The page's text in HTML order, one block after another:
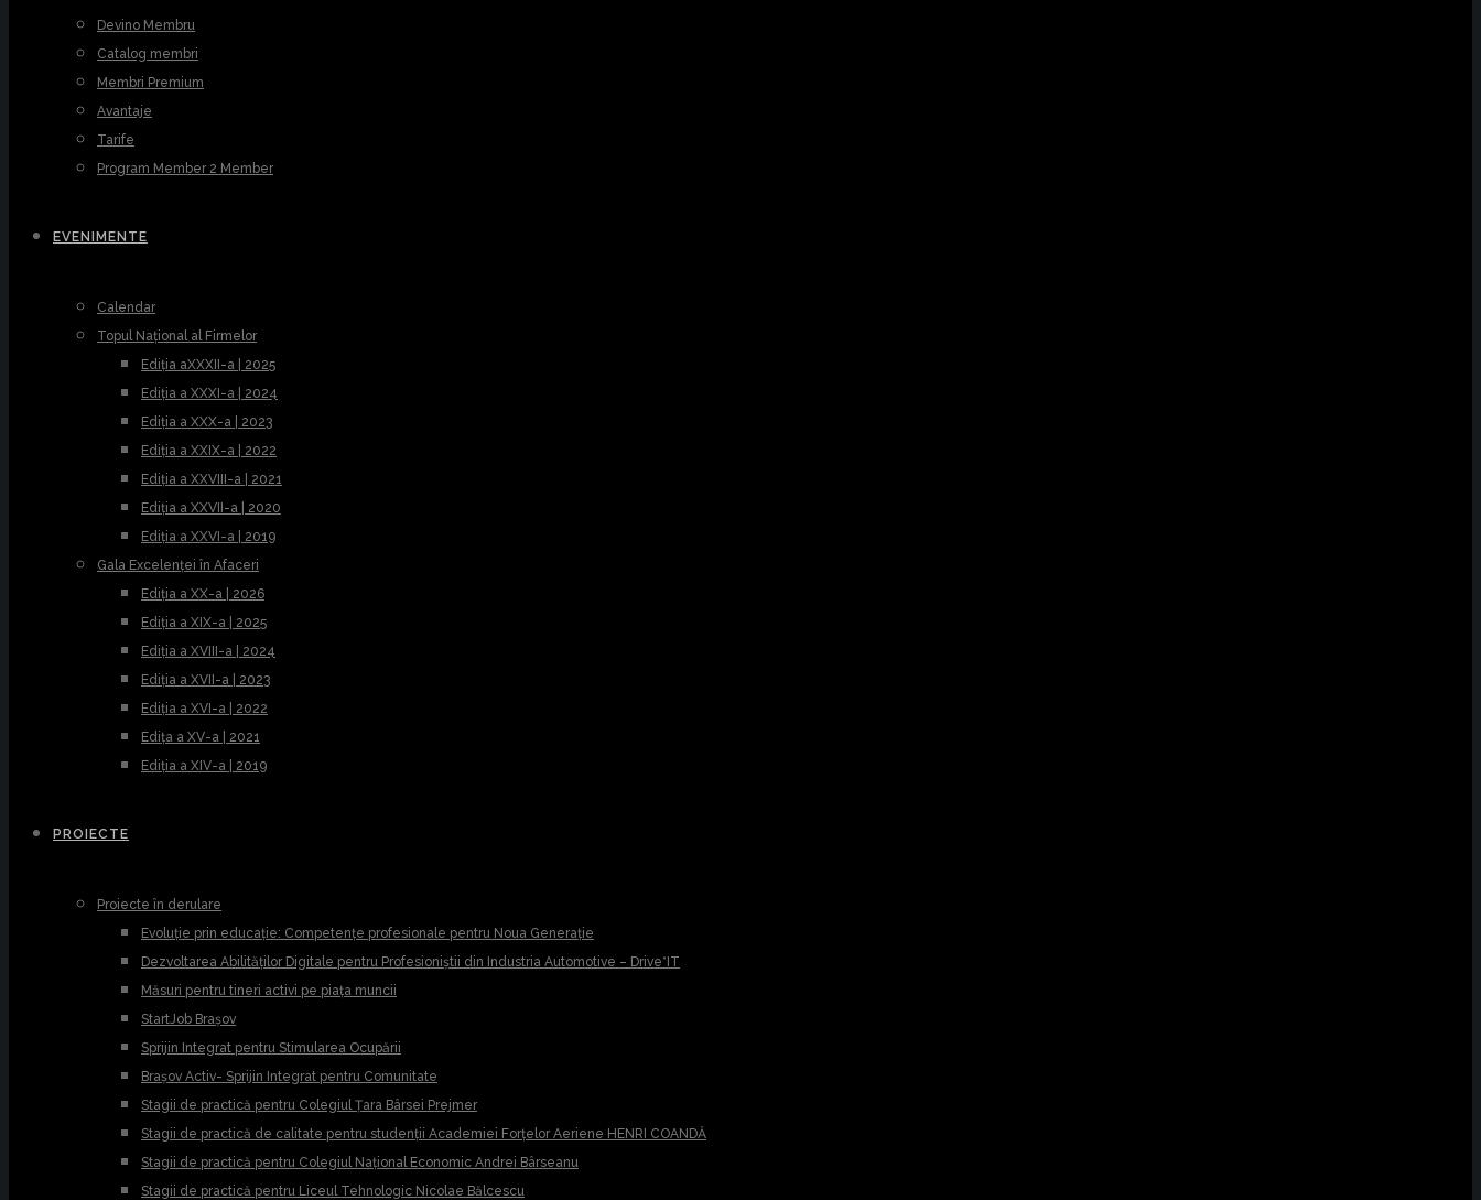
Devino Membru
Catalog membri
Membri Premium
Avantaje
Tarife
Program Member 2 Member
EVENIMENTE
Calendar
Topul Național al Firmelor
Ediția aXXXII-a | 2025
Ediția a XXXI-a | 2024
Ediția a XXX-a | 2023
Ediția a XXIX-a | 2022
Ediția a XXVIII-a | 2021
Ediția a XXVII-a | 2020
Ediția a XXVI-a | 2019
Gala Excelenței în Afaceri
Ediția a XX-a | 2026
Ediția a XIX-a | 2025
Ediția a XVIII-a | 2024
Ediția a XVII-a | 2023
Ediția a XVI-a | 2022
Edița a XV-a | 2021
Ediția a XIV-a | 2019
PROIECTE
Proiecte în derulare
Evoluție prin educație: Competențe profesionale pentru Noua Generație
Dezvoltarea Abilităților Digitale pentru Profesioniștii din Industria Automotive – Drive*IT
Măsuri pentru tineri activi pe piața muncii
StartJob Brașov
Sprijin Integrat pentru Stimularea Ocupării
Brașov Activ- Sprijin Integrat pentru Comunitate
Stagii de practică pentru Colegiul Țara Bârsei Prejmer
Stagii de practică de calitate pentru studenții Academiei Forțelor Aeriene HENRI COANDĂ
Stagii de practică pentru Colegiul Național Economic Andrei Bârseanu
Stagii de practică pentru Liceul Tehnologic Nicolae Bălcescu